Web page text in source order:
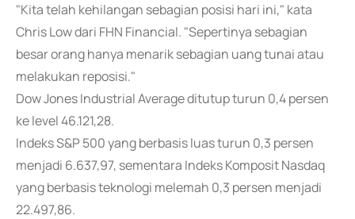
"Kita telah kehilangan sebagian posisi hari ini," kata
Chris Low dari FHN Financial. "Sepertinya sebagian
besar orang hanya menarik sebagian uang tunai atau
melakukan reposisi."
Dow Jones Industrial Average ditutup turun 0,4 persen
ke level 46.121,28.
Indeks S&P 500 yang berbasis luas turun 0,3 persen
menjadi 6.637,97, sementara Indeks Komposit Nasdaq
yang berbasis teknologi melemah 0,3 persen menjadi
22.497,86.